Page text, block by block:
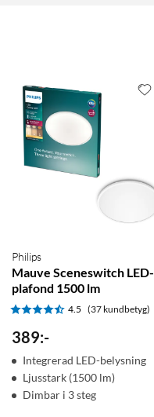
Philips
Mauve Sceneswitch LED-
plafond 1500 lm
4.5 (37 kundbetyg)
389:-
Integrerad LED-belysning
Ljusstark (1500 lm)
Dimbar i 3 steg